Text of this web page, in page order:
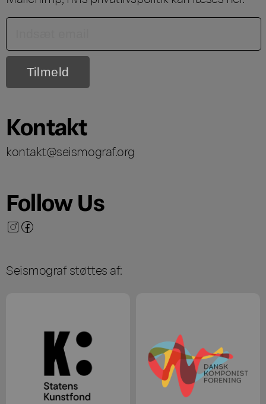
Kontakt
kontakt@seismograf.org
Follow Us
Seismograf støttes af: